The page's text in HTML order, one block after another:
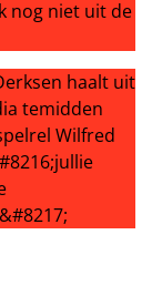
en Jamie niet